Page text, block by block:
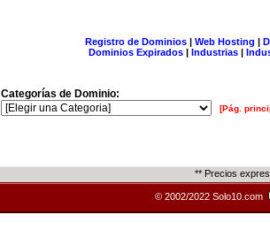
Registro de Dominios| Web Hosting |
Dominios Expirados | Industrias |
Categorías de Dominio:
[Pág.
** Precios
© 2002/2022 Solo10.com